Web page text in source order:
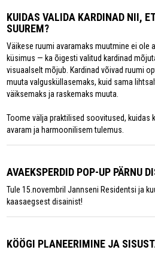
KUIDAS VALIDA KARDINAD NII,
SUUREM?
Väikese ruumi avaramaks muutmine ei ole
küsimus — ka õigesti valitud kardinad
visuaalselt mõjub. Kardinad võivad ruumi
muuta valgusküllasemaks, kuid sama
väiksemaks ja raskemaks muuta.
Toome välja praktilised soovitused, kuidas
avaram ja harmoonilisem tulemus.
AVAEKSPERDID POP-UP PÄRNU
Tule 15.novembril Jannseni Residentsi ja
kaasaegsest disainist!
KÖÖGI PLANEERIMINE JA